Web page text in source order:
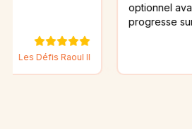
Raoul II
optionnel avant toute
progresse sur…